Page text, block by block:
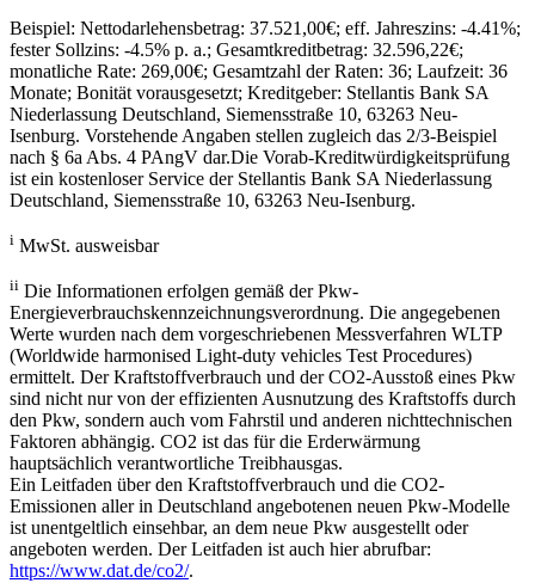
Beispiel: Nettodarlehensbetrag: 37.521,00€; eff. Jahreszins: -4.41%;
fester Sollzins: -4.5% p. a.; Gesamtkreditbetrag: 32.596,22€;
monatliche Rate: 269,00€; Gesamtzahl der Raten: 36; Laufzeit: 36
Monate; Bonität vorausgesetzt; Kreditgeber: Stellantis Bank SA
Niederlassung Deutschland, Siemensstraße 10, 63263 Neu-
Isenburg. Vorstehende Angaben stellen zugleich das 2/3-Beispiel
nach § 6a Abs. 4 PAngV dar.Die Vorab-Kreditwürdigkeitsprüfung
ist ein kostenloser Service der Stellantis Bank SA Niederlassung
Deutschland, Siemensstraße 10, 63263 Neu-Isenburg.
i MwSt. ausweisbar
ii Die Informationen erfolgen gemäß der Pkw-
Energieverbrauchskennzeichnungsverordnung. Die angegebenen
Werte wurden nach dem vorgeschriebenen Messverfahren WLTP
(Worldwide harmonised Light-duty vehicles Test Procedures)
ermittelt. Der Kraftstoffverbrauch und der CO2-Ausstoß eines Pkw
sind nicht nur von der effizienten Ausnutzung des Kraftstoffs durch
den Pkw, sondern auch vom Fahrstil und anderen nichttechnischen
Faktoren abhängig. CO2 ist das für die Erderwärmung
hauptsächlich verantwortliche Treibhausgas.
Ein Leitfaden über den Kraftstoffverbrauch und die CO2-
Emissionen aller in Deutschland angebotenen neuen Pkw-Modelle
ist unentgeltlich einsehbar, an dem neue Pkw ausgestellt oder
angeboten werden. Der Leitfaden ist auch hier abrufbar:
https://www.dat.de/co2/.